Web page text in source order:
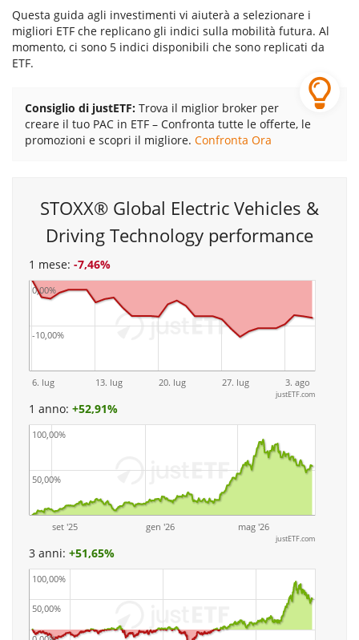
Questa guida agli investimenti vi aiuterà a selezionare i
migliori ETF che replicano gli indici sulla mobilità futura. Al
momento, ci sono 5 indici disponibili che sono replicati da
ETF.
Consiglio di justETF: Trova il miglior broker per
creare il tuo PAC in ETF – Confronta tutte le offerte, le
promozioni e scopri il migliore. Confronta Ora
STOXX® Global Electric Vehicles &
Driving Technology performance
1 mese: -7,46%
6. lug 13. lug 20. lug 27. lug 3. ago
-10,00%
0,00%
justETF.com
1 anno: +52,91%
set '25 gen '26 mag '26
50,00%
100,00%
justETF.com
3 anni: +51,65%
50,00%
100,00%